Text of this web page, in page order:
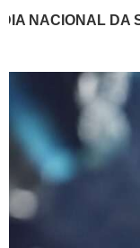
DIA NACIONAL DA